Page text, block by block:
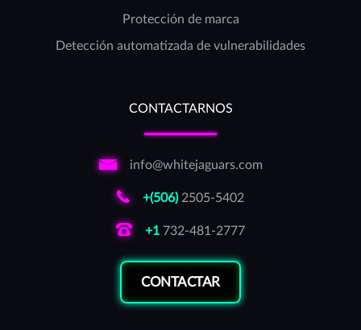
Protección de marca
Detección automatizada de vulnerabilidades
CONTACTARNOS
info@whitejaguars.com
+(506)2505-5402
+1 732-481-2777
CONTACTAR